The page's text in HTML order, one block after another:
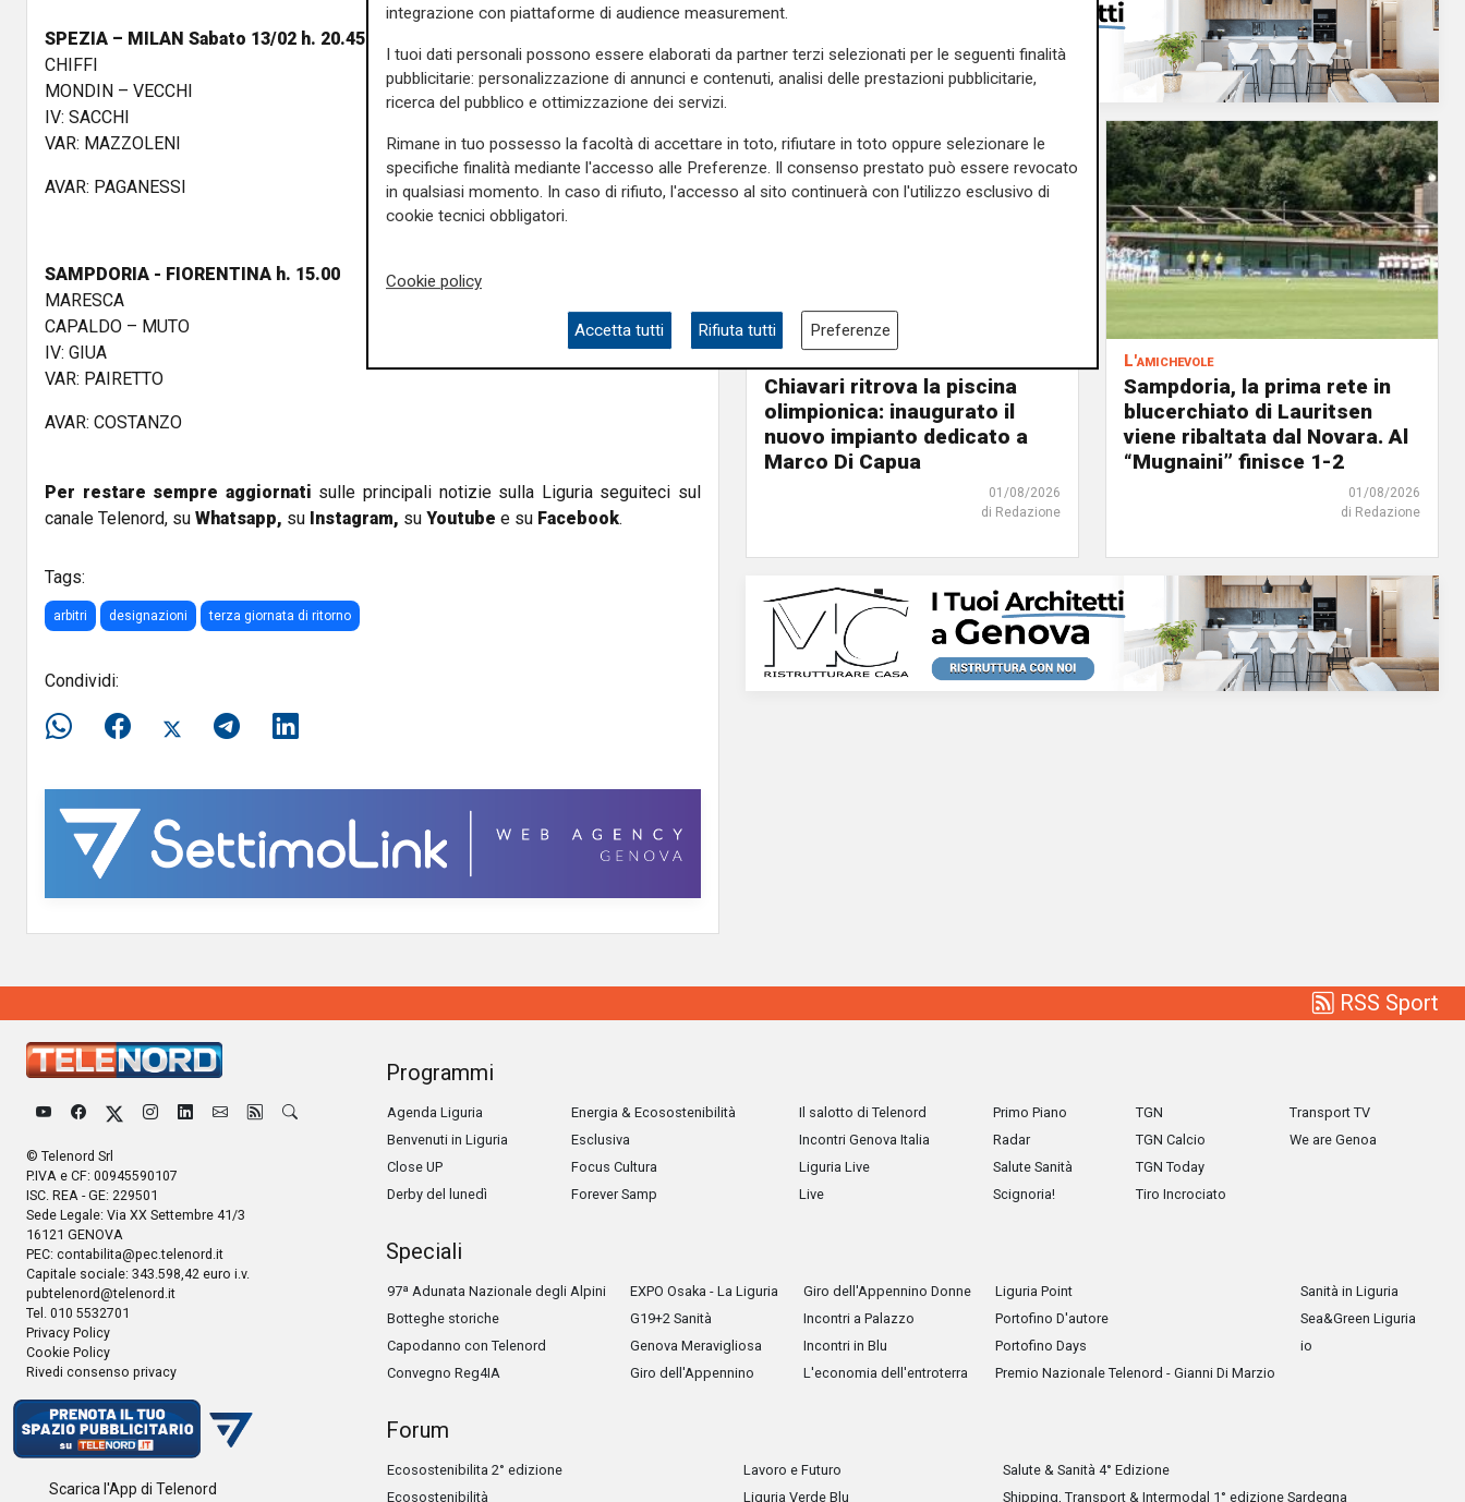
SPEZIA – MILAN Sabato 13/02 h. 20.45
CHIFFI
MONDIN – VECCHI
IV: SACCHI
VAR: MAZZOLENI
AVAR: PAGANESSI
SAMPDORIA - FIORENTINA h. 15.00
MARESCA
CAPALDO – MUTO
IV: GIUA
VAR: PAIRETTO
AVAR: COSTANZO
Per restare sempre aggiornati sulle principali notizie sulla Liguria seguiteci sul
canale Telenord, su Whatsapp, su Instagram, su Youtube e su Facebook.
Tags:
arbitri designazioni terza giornata di ritorno
Condividi:
Chiavari ritrova la piscina
olimpionica: inaugurato il
nuovo impianto dedicato a
Marco Di Capua
01/08/2026
di Redazione
L'amichevole
Sampdoria, la prima rete in
blucerchiato di Lauritsen
viene ribaltata dal Novara. Al
“Mugnaini” finisce 1-2
01/08/2026
di Redazione
RSS Sport
© Telenord Srl
P.IVA e CF: 00945590107
ISC. REA - GE: 229501
Sede Legale: Via XX Settembre 41/3
16121 GENOVA
PEC: contabilita@pec.telenord.it
Capitale sociale: 343.598,42 euro i.v.
pubtelenord@telenord.it
Tel. 010 5532701
Privacy Policy
Cookie Policy
Rivedi consenso privacy
Scarica l'App di Telenord
Programmi
Agenda Liguria
Benvenuti in Liguria
Close UP
Derby del lunedì
Energia & Ecosostenibilità
Esclusiva
Focus Cultura
Forever Samp
Il salotto di Telenord
Incontri Genova Italia
Liguria Live
Live
Primo Piano
Radar
Salute Sanità
Scignoria!
TGN
TGN Calcio
TGN Today
Tiro Incrociato
Transport TV
We are Genoa
Speciali
97ª Adunata Nazionale degli Alpini
Botteghe storiche
Capodanno con Telenord
Convegno Reg4IA
EXPO Osaka - La Liguria
G19+2 Sanità
Genova Meravigliosa
Giro dell'Appennino
Giro dell'Appennino Donne
Incontri a Palazzo
Incontri in Blu
L'economia dell'entroterra
Liguria Point
Portofino D'autore
Portofino Days
Premio Nazionale Telenord - Gianni Di Marzio
Sanità in Liguria
Sea&Green Liguria
io
Forum
Ecosostenibilita 2° edizione
Ecosostenibilità
Lavoro e Futuro
Liguria Verde Blu
Salute & Sanità 4° Edizione
Shipping, Transport & Intermodal 1° edizione Sardegna
integrazione con piattaforme di audience measurement.
I tuoi dati personali possono essere elaborati da partner terzi selezionati per le seguenti finalità
pubblicitarie: personalizzazione di annunci e contenuti, analisi delle prestazioni pubblicitarie,
ricerca del pubblico e ottimizzazione dei servizi.
Rimane in tuo possesso la facoltà di accettare in toto, rifiutare in toto oppure selezionare le
specifiche finalità mediante l'accesso alle Preferenze. Il consenso prestato può essere revocato
in qualsiasi momento. In caso di rifiuto, l'accesso al sito continuerà con l'utilizzo esclusivo di
cookie tecnici obbligatori.
Cookie policy
Accetta tutti Rifiuta tutti Preferenze